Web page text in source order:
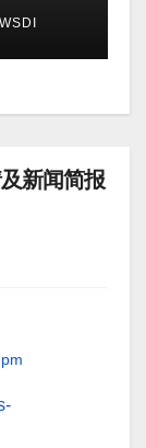
新闻简报